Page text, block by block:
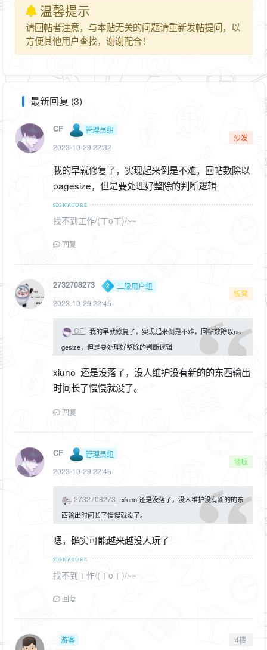
温馨提示
请回帖者注意，与本贴无关的问题请重新发帖提问，以
方便其他用户查找，谢谢配合！
最新回复 (3)
CF
管理员组
2023-10-29 22:32
沙发
我的早就修复了，实现起来倒是不难，回帖数除以
pagesize，但是要处理好整除的判断逻辑
找不到工作/(ㄒoㄒ)/~~
回复
2732708273
二级用户组
2023-10-29 22:45
板凳
CF
我的早就修复了，实现起来倒是不难，回帖数除以pa
gesize，但是要处理好整除的判断逻辑
xiuno 还是没落了，没人维护没有新的的东西输出
时间长了慢慢就没了。
回复
CF
管理员组
2023-10-29 22:46
地板
2732708273
xiuno 还是没落了，没人维护没有新的的东
西输出时间长了慢慢就没了。
嗯，确实可能越来越没人玩了
找不到工作/(ㄒoㄒ)/~~
回复
游客 4楼